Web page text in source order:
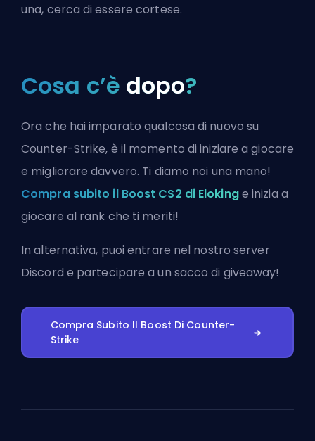
una, cerca di essere cortese.
Cosa c’è dopo?
Ora che hai imparato qualcosa di nuovo su
Counter-Strike, è il momento di iniziare a giocare
e migliorare davvero. Ti diamo noi una mano!
Compra subito il Boost CS2 di Elokinge inizia a
giocare al rank che ti meriti!
In alternativa, puoientrare nel nostro server
Discord e partecipare a un sacco di giveaway!
Compra Subito Il Boost Di Counter-
Strike